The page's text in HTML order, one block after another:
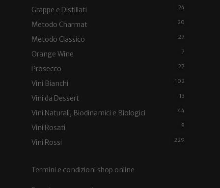
Grappe e Distillati 24
Metodo Charmat 20
Metodo Classico 27
Orange Wine 7
Prosecco 27
Vini Bianchi 102
Vini da Dessert 13
Vini Naturali, Biodinamici e Biologici 44
Vini Rosati 8
Vini Rossi 229
Termini e condizioni shop online